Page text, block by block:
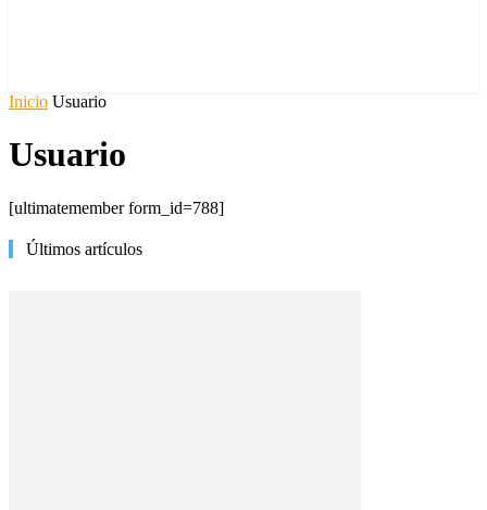
Inicio Usuario
Usuario
[ultimatemember form_id=788]
Últimos artículos